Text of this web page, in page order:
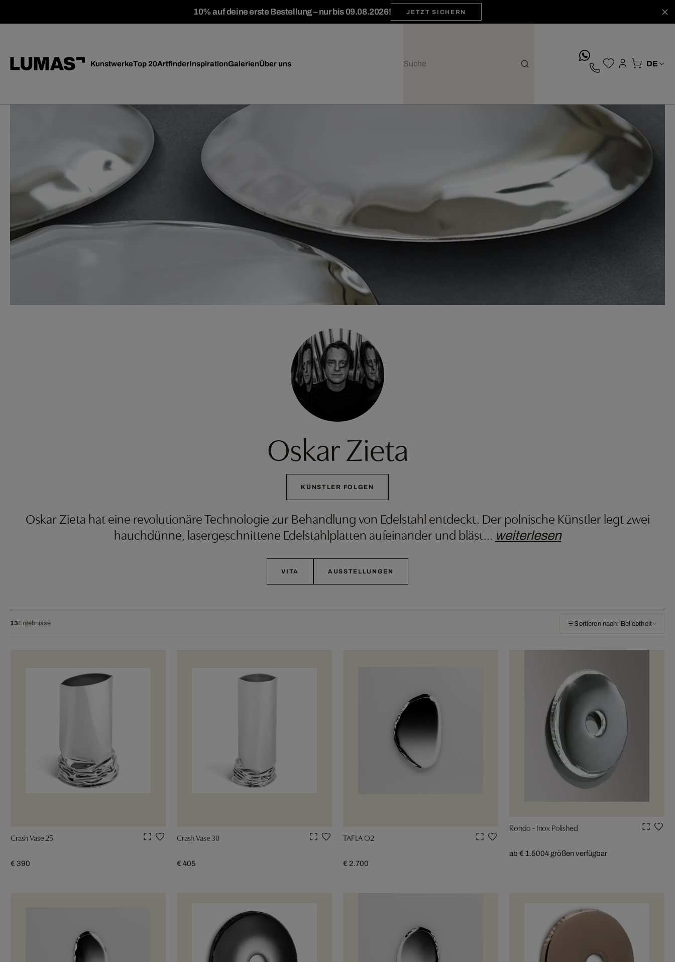
10% auf deine erste Bestellung – nur bis 09.08.2026! JETZT SICHERN
KunstwerkeTop 20ArtfinderInspirationGalerienÜber uns
Oskar Zieta
KÜNSTLER FOLGEN
Oskar Zieta hat eine revolutionäre Technologie zur Behandlung von Edelstahl entdeckt. Der polnische Künstler legt zwei
hauchdünne, lasergeschnittene Edelstahlplatten aufeinander und bläst… weiterlesen
VITA AUSSTELLUNGEN
13 Ergebnisse Sortieren nach: Beliebtheit
Crash Vase 25
€ 390
Crash Vase 30
€ 405
TAFLA O2
€ 2.700
Rondo - Inox Polished
ab € 1.5004 größen verfügbar